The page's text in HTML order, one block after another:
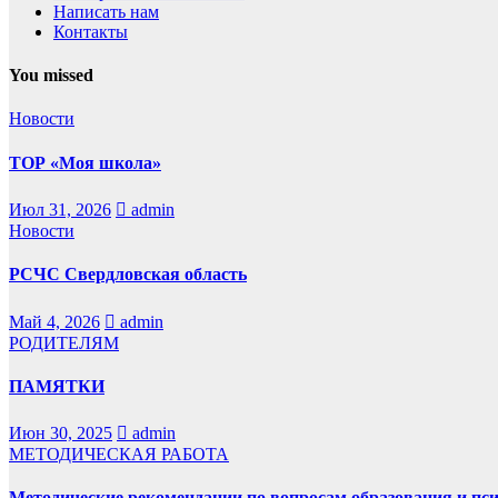
Написать нам
Контакты
You missed
Новости
ТОР «Моя школа»
Июл 31, 2026
admin
Новости
РСЧС Свердловская область
Май 4, 2026
admin
РОДИТЕЛЯМ
ПАМЯТКИ
Июн 30, 2025
admin
МЕТОДИЧЕСКАЯ РАБОТА